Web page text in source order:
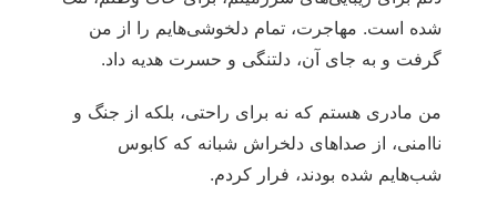
شده است. مهاجرت، تمام دلخوشی‌هایم را از من
گرفت و به جای آن، دلتنگی و حسرت هدیه داد.
من مادری هستم که نه برای راحتی، بلکه از جنگ و
ناامنی، از صداهای دلخراش شبانه که کابوس
شب‌هایم شده بودند، فرار کردم.